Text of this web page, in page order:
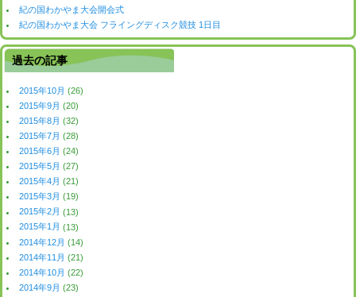
紀の国わかやま大会開会式
紀の国わかやま大会 フライングディスク競技 1日目
過去の記事
2015年10月 (26)
2015年9月 (20)
2015年8月 (32)
2015年7月 (28)
2015年6月 (24)
2015年5月 (27)
2015年4月 (21)
2015年3月 (19)
2015年2月 (13)
2015年1月 (13)
2014年12月 (14)
2014年11月 (21)
2014年10月 (22)
2014年9月 (23)